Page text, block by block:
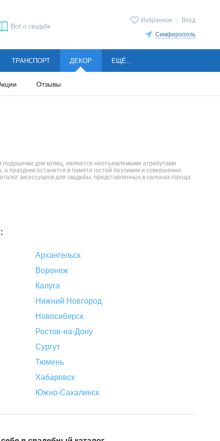
Избранное Вход
Симферополь
Всё о свадьбе
ТРАНСПОРТ ДЕКОР
Отзывы
ЕЩЁ...
подушечки для колец, являются неотъемлемыми атрибутами
праздник останется в памяти гостей безликим и совершенно
аксессуаров для свадьбы, представленных в салонах города.
Архангельск
Воронеж
Калуга
Нижний Новгород
Новосибирск
Ростов-на-Дону
Сургут
Тюмень
Хабаровск
Южно-Сахалинск